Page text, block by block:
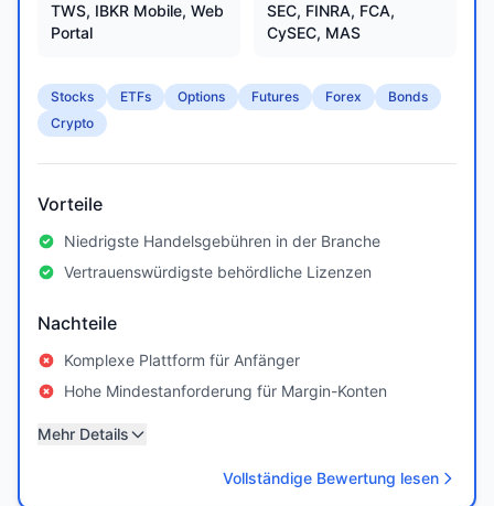
TWS, IBKR Mobile, Web
Portal
SEC, FINRA, FCA,
CySEC, MAS
Stocks ETFs Options Futures Forex
Bonds
Crypto
Vorteile
Niedrigste Handelsgebühren in der Branche
Vertrauenswürdigste behördliche Lizenzen
Nachteile
Komplexe Plattform für Anfänger
Hohe Mindestanforderung für Margin-Konten
Mehr Details
Vollständige Bewertung lesen